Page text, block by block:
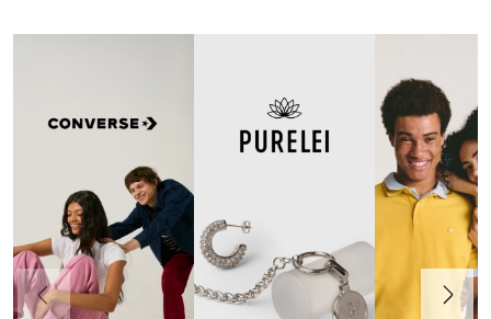
Vorherige Weiter